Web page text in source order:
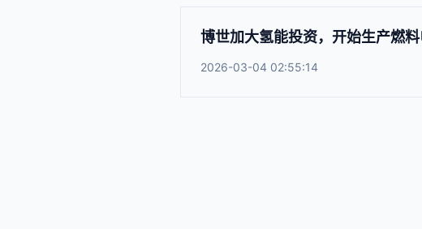
博世加大氢能投资，开始生产燃
2026-03-04 02:55:14